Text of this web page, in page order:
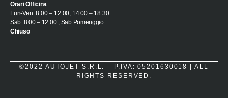
Orari Officina
Lun-Ven: 8:00 – 12:00, 14:00 – 18:30
Sab: 8:00 – 12:00 , Sab Pomeriggio
Chiuso
©2022 AUTOJET S.R.L. – P.IVA: 05201630018 | ALL
RIGHTS RESERVED.